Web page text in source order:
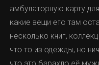
амбулаторную карту
какие вещи его там
несколько книг,
что то из одежды, но
что это барахло её